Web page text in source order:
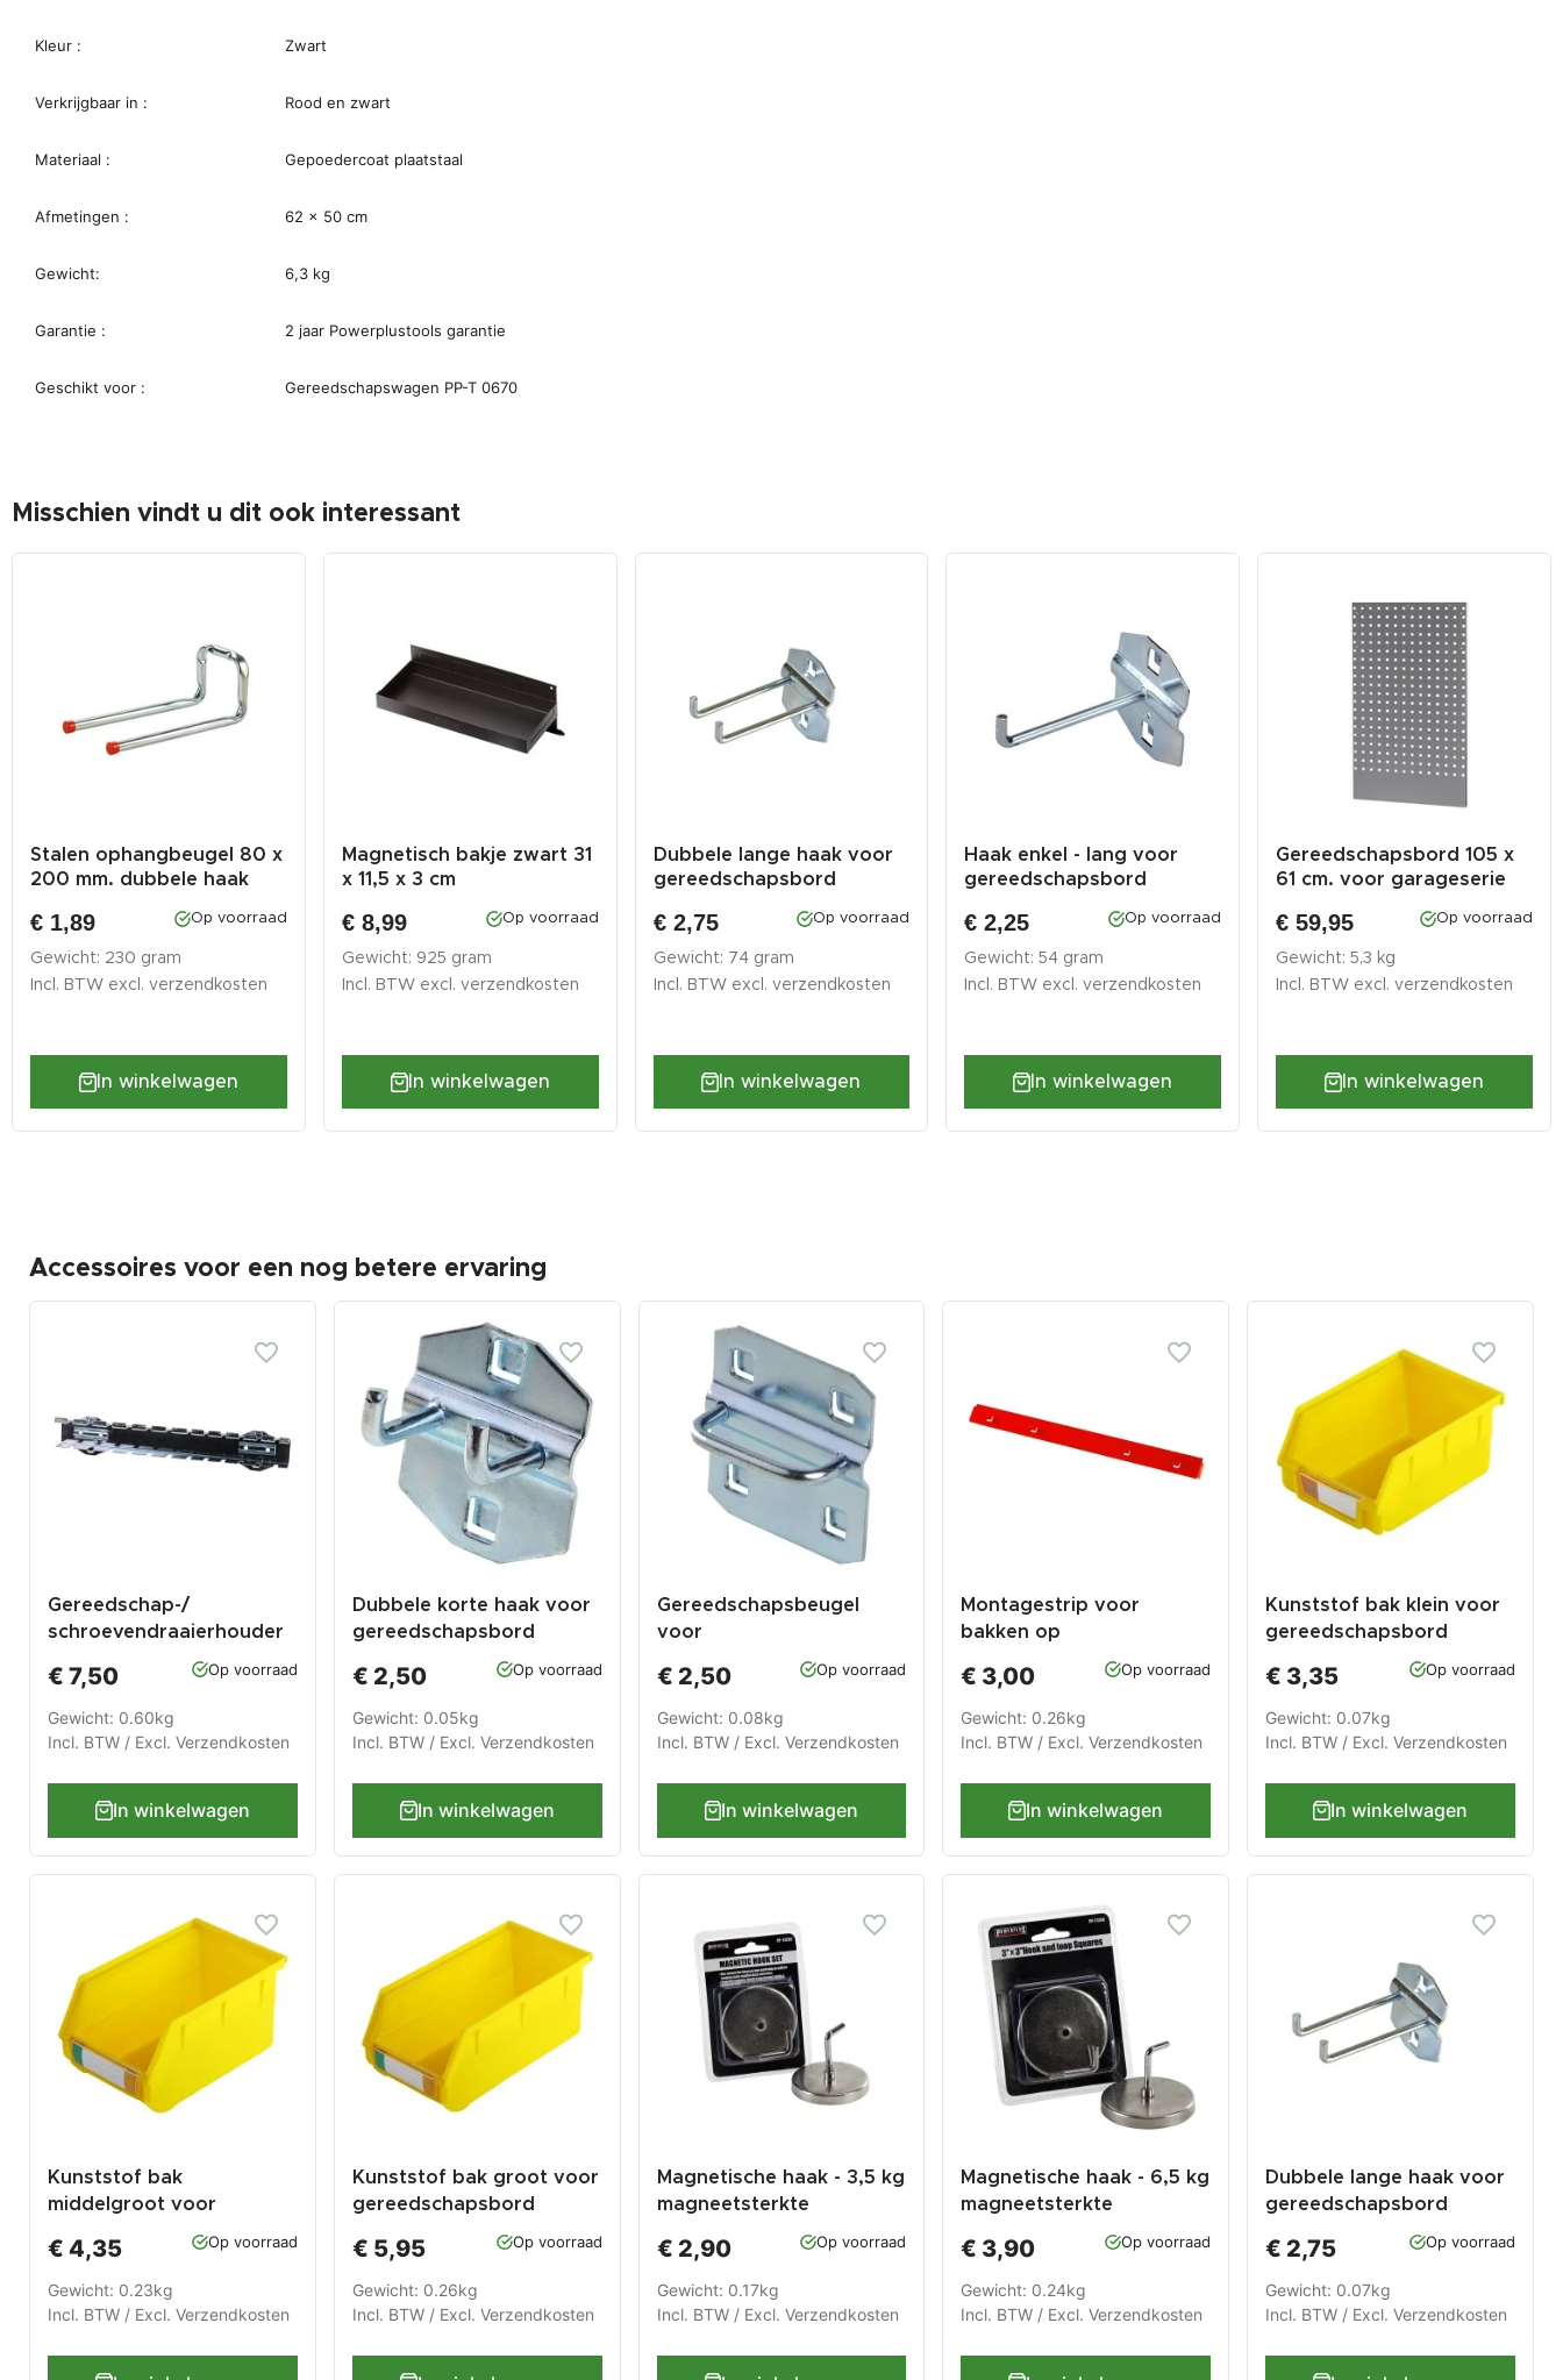
Kleur : Zwart
Verkrijgbaar in : Rood en zwart
Materiaal : Gepoedercoat plaatstaal
Afmetingen : 62 x 50 cm
Gewicht: 6,3 kg
Garantie : 2 jaar Powerplustools garantie
Geschikt voor : Gereedschapswagen PP-T 0670
Misschien vindt u dit ook interessant
Stalen ophangbeugel 80 x
200 mm. dubbele haak
€ 1,89 Op voorraad
Gewicht: 230 gram
Incl. BTW excl. verzendkosten
In winkelwagen
Magnetisch bakje zwart 31
x 11,5 x 3 cm
€ 8,99 Op voorraad
Gewicht: 925 gram
Incl. BTW excl. verzendkosten
In winkelwagen
Dubbele lange haak voor
gereedschapsbord
€ 2,75 Op voorraad
Gewicht: 74 gram
Incl. BTW excl. verzendkosten
In winkelwagen
Haak enkel - lang voor
gereedschapsbord
€ 2,25 Op voorraad
Gewicht: 54 gram
Incl. BTW excl.verzendkosten
In winkelwagen
Gereedschapsbord 105 x
61 cm. voor garageserie
€ 59,95 Op voorraad
Gewicht: 5,3 kg
Incl. BTW excl.verzendkosten
In winkelwagen
Accessoires voor een nog betere ervaring
Gereedschap-/
schroevendraaierhouder
voor gatenbord
€ 7,50 Op voorraad
Gewicht: 0.60kg
Incl. BTW / Excl. Verzendkosten
In winkelwagen
Dubbele korte haak voor
gereedschapsbord
€ 2,50 Op voorraad
Gewicht: 0.05kg
Incl. BTW / Excl. Verzendkosten
In winkelwagen
Gereedschapsbeugel
voor
gereedschapsborden
€ 2,50 Op voorraad
Gewicht: 0.08kg
Incl. BTW / Excl. Verzendkosten
In winkelwagen
Montagestrip voor
bakken op
gereedschapsbord
€ 3,00 Op voorraad
Gewicht: 0.26kg
Incl. BTW / Excl.Verzendkosten
In winkelwagen
Kunststof bak klein voor
gereedschapsbord
€ 3,35 Op voorraad
Gewicht: 0.07kg
Incl. BTW / Excl.Verzendkosten
In winkelwagen
Kunststof bak
middelgroot voor
gereedschapsbord
€ 4,35 Op voorraad
Gewicht: 0.23kg
Incl. BTW / Excl. Verzendkosten
Kunststof bak groot voor
gereedschapsbord
€ 5,95 Op voorraad
Gewicht: 0.26kg
Incl. BTW / Excl. Verzendkosten
Magnetische haak - 3,5 kg
magneetsterkte
€ 2,90 Op voorraad
Gewicht: 0.17kg
Incl. BTW / Excl. Verzendkosten
Magnetische haak - 6,5 kg
magneetsterkte
€ 3,90 Op voorraad
Gewicht: 0.24kg
Incl. BTW / Excl.Verzendkosten
Dubbele lange haak voor
gereedschapsbord
€ 2,75 Op voorraad
Gewicht: 0.07kg
Incl. BTW / Excl.Verzendkosten